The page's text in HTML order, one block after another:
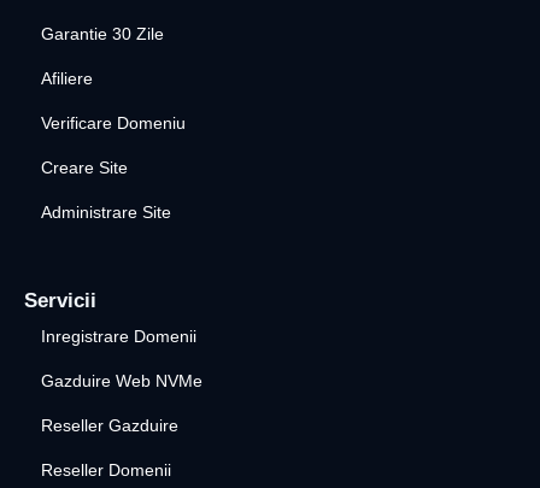
Garantie 30 Zile
Afiliere
Verificare Domeniu
Creare Site
Administrare Site
Servicii
Inregistrare Domenii
Gazduire Web NVMe
Reseller Gazduire
Reseller Domenii